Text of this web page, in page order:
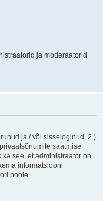
ja moderaatorid
ja / või sisseloginud. 2.)
saatmise
see, et administraator on
informatsiooni
poole.